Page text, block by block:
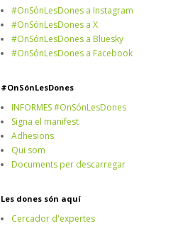
#OnSónLesDones a Instagram
#OnSónLesDones a X
#OnSónLesDones a Bluesky
#OnSónLesDones a Facebook
#OnSónLesDones
INFORMES #OnSónLesDones
Signa el manifest
Adhesions
Qui som
Documents per descarregar
Les dones són aquí
Cercador d'expertes